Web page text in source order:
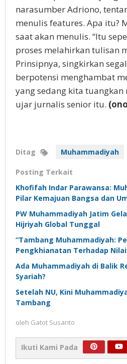
narasumber Adriono,
menulis features. Apa itu?
saat akan menulis. “Itu
proses melahirkan tulisan
Prinsipnya, singkirkan
berpotensi menghambat
yang sedang kita tuangkan
ujar jurnalis senior itu.
Ditag Muhammadiyah
Posting Terkait
Khofifah Indar Parawansa:
Pilar Kemajuan Bangsa dan
PW Muhammadiyah Jatim
Hijriyah Global Tunggal
“Tambang Muhammadiyah:
Pengkhianatan Terhadap
Ada Muhammadiyah di Balik
Syariah?
Setelah NU, Kini
Tambang
oleh Gatot Susanto
Ikuti Kami Pada